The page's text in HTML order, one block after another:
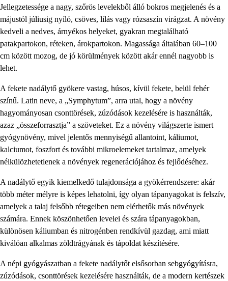
Jellegzetessége a nagy, szőrös levelekből álló bokros megjelenés és a
májustól júliusig nyíló, csöves, lilás vagy rózsaszín virágzat. A növény
kedveli a nedves, árnyékos helyeket, gyakran megtalálható
patakpartokon, réteken, árokpartokon. Magassága általában 60–100
cm között mozog, de jó körülmények között akár ennél nagyobb is
lehet.
A fekete nadálytő gyökere vastag, húsos, kívül fekete, belül fehér
színű. Latin neve, a „Symphytum”, arra utal, hogy a növény
hagyományosan csonttörések, zúzódások kezelésére is használták,
azaz „összeforrasztja” a szöveteket. Ez a növény világszerte ismert
gyógynövény, mivel jelentős mennyiségű allantoint, káliumot,
kalciumot, foszfort és további mikroelemeket tartalmaz, amelyek
nélkülözhetetlenek a növények regenerációjához és fejlődéséhez.
A nadálytő egyik kiemelkedő tulajdonsága a gyökérrendszere: akár
több méter mélyre is képes lehatolni, így olyan tápanyagokat is felszív,
amelyek a talaj felsőbb rétegeiben nem elérhetők más növények
számára. Ennek köszönhetően levelei és szára tápanyagokban,
különösen káliumban és nitrogénben rendkívül gazdag, ami miatt
kiválóan alkalmas zöldtrágyának és tápoldat készítésére.
A népi gyógyászatban a fekete nadálytőt elsősorban sebgyógyításra,
zúzódások, csonttörések kezelésére használták, de a modern kertészek